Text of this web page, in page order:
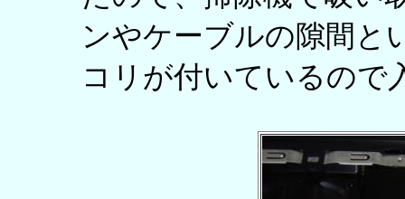
ンやケーブルの隙間と
コリが付いているので